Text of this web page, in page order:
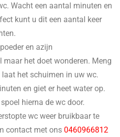
Wacht een aantal minuten en
kunt u dit een aantal keer
en azijn
maar het doet wonderen. Meng
het schuimen in uw wc.
en giet er heet water op.
hierna de wc door.
wc weer bruikbaar te
contact met ons 0460966812